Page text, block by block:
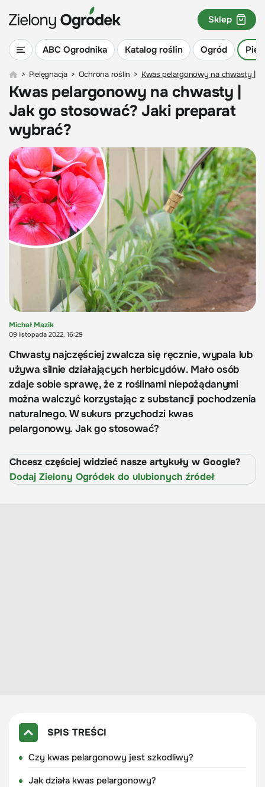
ABC Ogrodnika Katalog roślin Ogród
Sklep
> Pielęgnacja > Ochrona roślin > Kwas pelargonowy na chwasty |
Kwas pelargonowy na chwasty |
Jak go stosować? Jaki preparat
wybrać?
Michał Mazik
09 listopada 2022, 16:29
Chwasty najczęściej zwalcza się ręcznie, wypala lub
używa silnie działających herbicydów. Mało osób
zdaje sobie sprawę, że z roślinami niepożądanymi
można walczyć korzystając z substancji pochodzenia
naturalnego. W sukurs przychodzi kwas
pelargonowy. Jak go stosować?
Chcesz częściej widzieć nasze artykuły w Google?
Dodaj Zielony Ogródek do ulubionych źródeł
SPIS TREŚCI
Czy kwas pelargonowy jest szkodliwy?
Jak działa kwas pelargonowy?